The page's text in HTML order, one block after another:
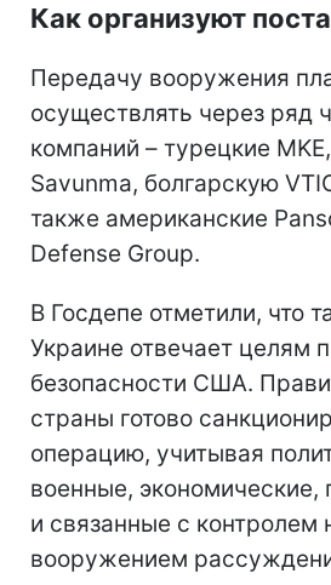
Как организуют
Передачу вооружения
осуществлять через ряд
компаний – турецкие
Savunma, болгарскую
также американские
Defense Group.
В Госдепе отметили, что
Украине отвечает целям
безопасности США.
страны готово
операцию, учитывая
военные, экономические,
и связанные с контролем
вооружением